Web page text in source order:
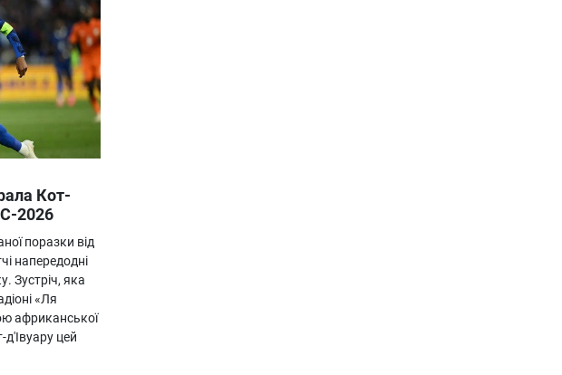
Кот-
2026
поразки від
напередодні
Зустріч, яка
«Ля
африканської
цей